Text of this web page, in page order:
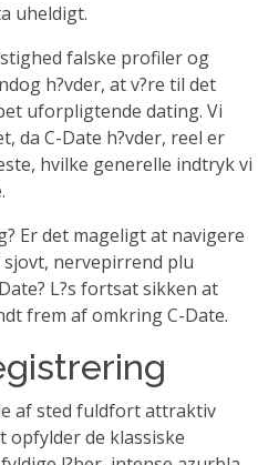
uheldigt.
falske profiler og
h?vder, at v?re til det
uforpligtende dating. Vi
da C-Date h?vder, reel er
hvilke generelle indtryk vi
Er det mageligt at navigere
sjovt, nervepirrend plu
L?s fortsat sikken at
frem af omkring C-Date.
af sted fuldfort attraktiv
opfylder de klassiske